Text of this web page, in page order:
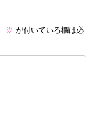
※ が付いている欄は必